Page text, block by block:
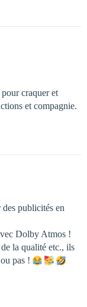
craquer et
et compagnie.
publicités en
Dolby Atmos !
la qualité etc., ils
pas !